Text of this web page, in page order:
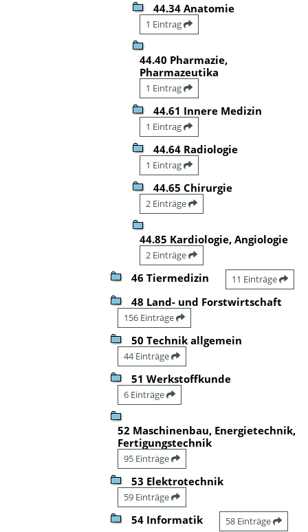
44.34 Anatomie
1 Eintrag
44.40 Pharmazie,
Pharmazeutika
1 Eintrag
44.61 Innere Medizin
1 Eintrag
44.64 Radiologie
1 Eintrag
44.65 Chirurgie
2 Einträge
44.85 Kardiologie, Angiologie
2 Einträge
46 Tiermedizin 11 Einträge
48 Land- und Forstwirtschaft
156 Einträge
50 Technik allgemein
44 Einträge
51 Werkstoffkunde
6 Einträge
52 Maschinenbau, Energietechnik,
Fertigungstechnik
95 Einträge
53 Elektrotechnik
59 Einträge
54 Informatik 58 Einträge